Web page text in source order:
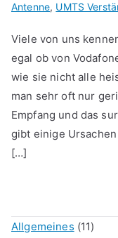
Antenne, UMTS
Viele von uns
egal ob von
wie sie nicht alle
man sehr oft nur
Empfang und das
gibt einige
[…]
Allgemeines (11)